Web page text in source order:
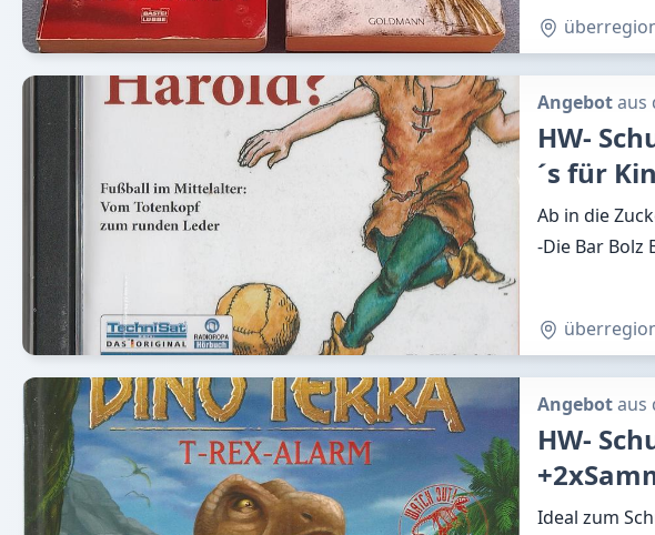
Angebotaus
HW-
´s für
Ab in die
-Die Bar Bolz
Angebotaus
HW-
Ideal zum